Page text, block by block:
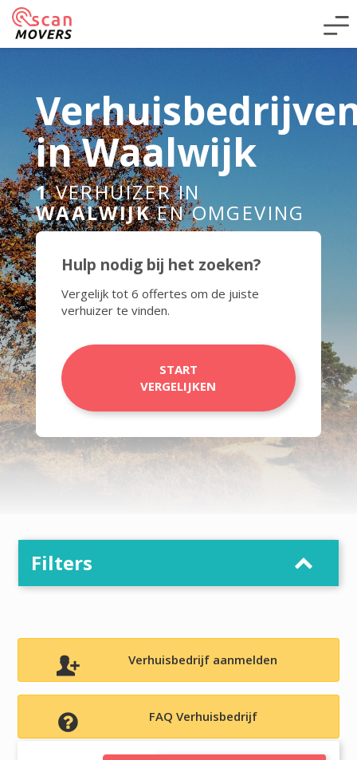
in Waalwijk
1VERHUIZER IN
WAALWIJKEN OMGEVING
Hulp nodig bij het zoeken?
Vergelijk tot 6 offertes om de juiste
verhuizer te vinden.
START
VERGELIJKEN
Filters
Verhuisbedrijf aanmelden
FAQ Verhuisbedrijf